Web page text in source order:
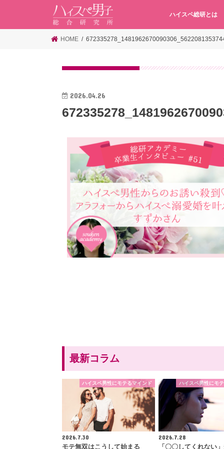
ハイスペ総研とは
HOME
2026.04.26
最新コラム
ハイスペ男性にモテるマインド
2026.7.30
モテ無双はこうして始まる
ハイスペ男性にモ
2026.7.28
「〇〇してくれない